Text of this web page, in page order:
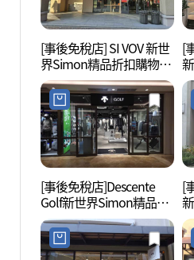
[事後免稅店] SI VOV 新世
界Simon精品折扣購物中
心坡州店(보브 신세계사
이먼프리미엄아울렛 파
주점)
[
[事後免稅店]Descente
Golf新世界Simon精品折
扣購物中心坡州店(데상
트골프 신세계사이먼프
리미엄아울렛 파주점)
[